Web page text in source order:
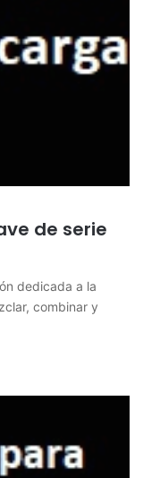
de serie
dedicada a la
combinar y